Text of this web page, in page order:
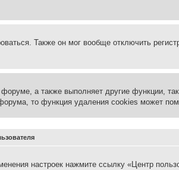
Также он мог вообще отключить
а также выполняет другие функции,
то функция удаления cookies может
настроек нажмите ссылку «Центр